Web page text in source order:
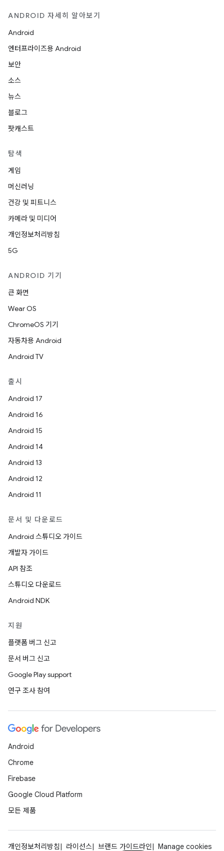
ANDROID 자세히 알아보기
Android
엔터프라이즈용 Android
보안
소스
뉴스
블로그
팟캐스트
탐색
게임
머신러닝
건강 및 피트니스
카메라 및 미디어
개인정보처리방침
5G
ANDROID 기기
큰 화면
Wear OS
ChromeOS 기기
자동차용 Android
Android TV
출시
Android 17
Android 16
Android 15
Android 14
Android 13
Android 12
Android 11
문서 및 다운로드
Android 스튜디오 가이드
개발자 가이드
API 참조
스튜디오 다운로드
Android NDK
지원
플랫폼 버그 신고
문서 버그 신고
Google Play support
연구 조사 참여
Android
Chrome
Firebase
Google Cloud Platform
모든 제품
개인정보처리방침 라이선스 브랜드 가이드라인 Manage cookies